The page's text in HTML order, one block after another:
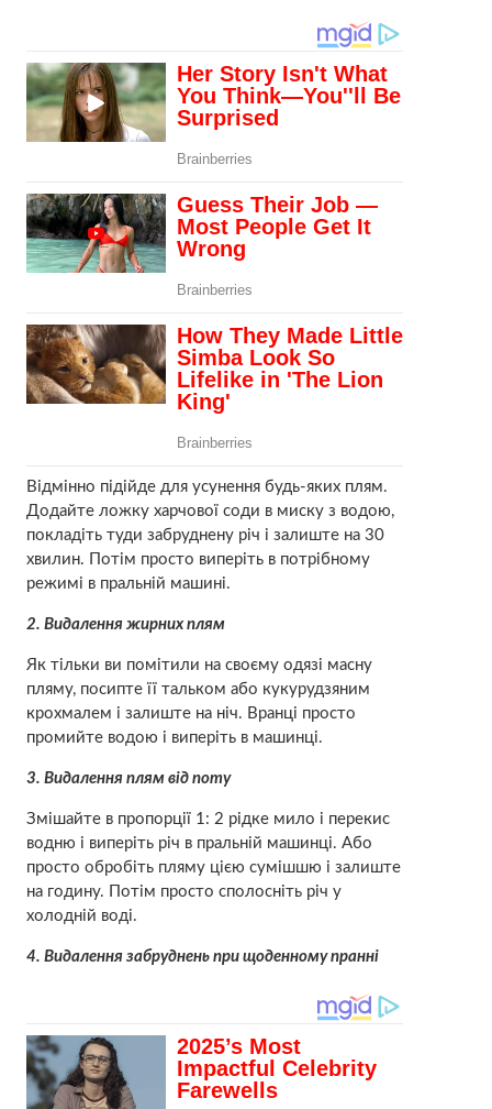
Відмінно підійде для усунення будь-яких плям.
Додайте ложку харчової соди в миску з водою,
покладіть туди забруднену річ і залиште на 30
хвилин. Потім просто виперіть в потрібному
режимі в пральній машині.
2. Видалення жирних плям
Як тільки ви помітили на своєму одязі масну
пляму, посипте її тальком або кукурудзяним
крохмалем і залиште на ніч. Вранці просто
промийте водою і виперіть в машинці.
3. Видалення плям від поту
Змішайте в пропорції 1: 2 рідке мило і перекис
водню і виперіть річ в пральній машинці. Або
просто обробіть пляму цією сумішшю і залиште
на годину. Потім просто сполосніть річ у
холодній воді.
4. Видалення забруднень при щоденному пранні